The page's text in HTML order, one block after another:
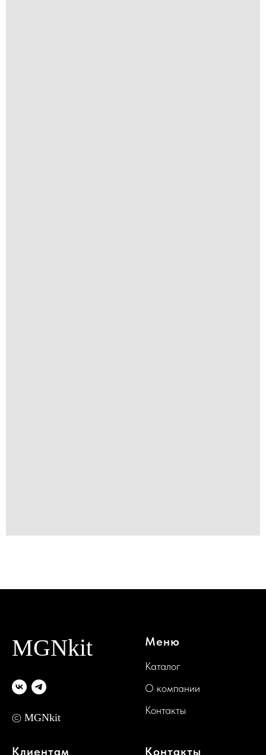
MGNkit
© MGNkit
Меню
Каталог
О компании
Контакты
Клиентам Контакты